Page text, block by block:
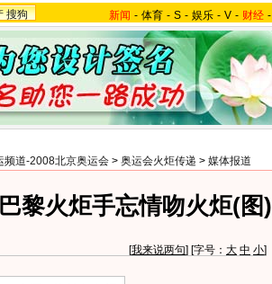
搜狗 新闻 - 体育 - S - 娱乐 - V - 财经 -
频道-2008北京奥运会 > 奥运会火炬传递 > 媒体报道
黎火炬手忘情吻火炬(图)
[我来说两句] [字号： 大 中 小]